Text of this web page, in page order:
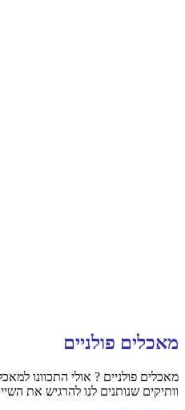
מאכלים פולניים
מאכלים פולניים ? אולי התכוונו
וותיקים שנותנים לנו להרגיש את